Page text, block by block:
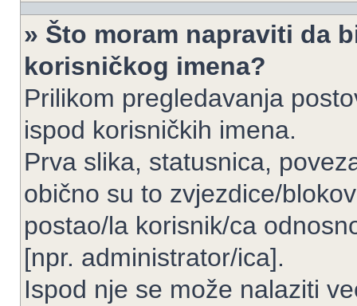
» Što moram napraviti da
korisničkog imena?
Prilikom pregledavanja
ispod korisničkih imena.
Prva slika, statusnica,
obično su to zvjezdice/
postao/la korisnik/ca
[npr. administrator/ica].
Ispod nje se može nalaziti